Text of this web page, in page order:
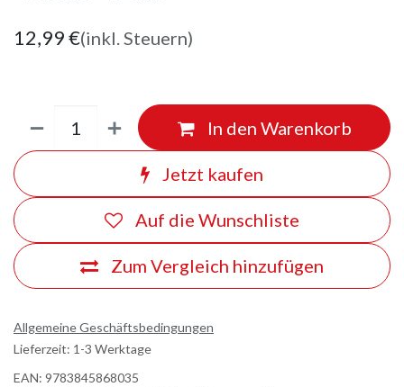
12,99€(inkl. Steuern)
In den Warenkorb
Jetzt kaufen
Zum Vergleich hinzufügen
Auf die Wunschliste
Allgemeine Geschäftsbedingungen
Lieferzeit: 1-3 Werktage
EAN: 9783845868035